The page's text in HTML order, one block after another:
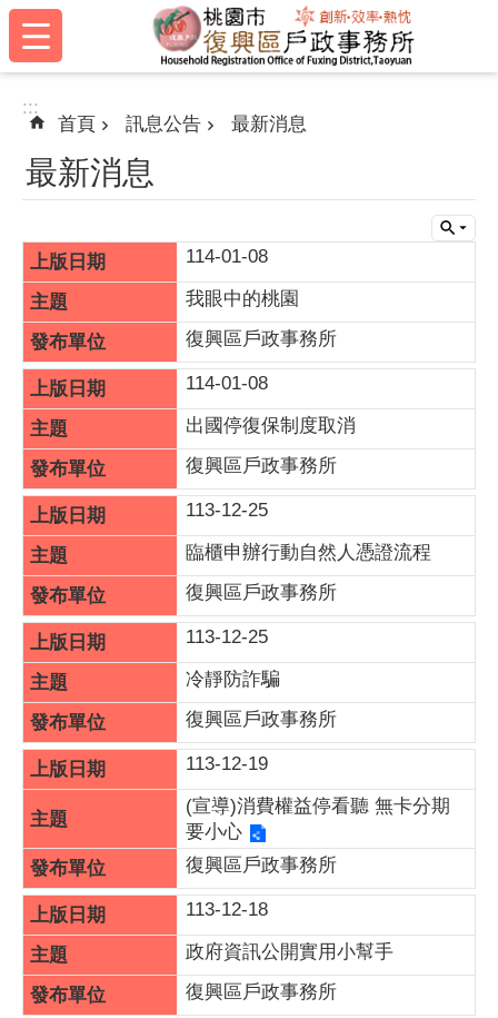
跳到主要內容區塊
:::
:::
首頁 訊息公告 最新消息
最新消息
114-01-08
我眼中的桃園
復興區戶政事務所
114-01-08
出國停復保制度取消
復興區戶政事務所
113-12-25
臨櫃申辦行動自然人憑證流程
復興區戶政事務所
113-12-25
冷靜防詐騙
復興區戶政事務所
113-12-19
(宣導)消費權益停看聽 無卡分期
要小心
復興區戶政事務所
113-12-18
政府資訊公開實用小幫手
復興區戶政事務所